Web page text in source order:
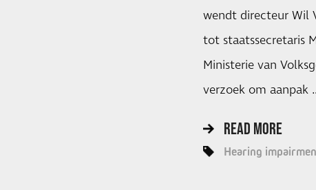
wendt directeur Wil
tot staatssecretaris
Ministerie van
verzoek om aanpak
READ MORE
Hearing